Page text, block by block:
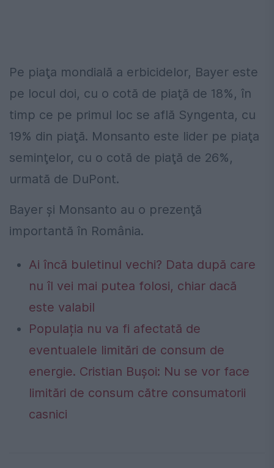
Pe piaţa mondială a erbicidelor, Bayer este
pe locul doi, cu o cotă de piaţă de 18%, în
timp ce pe primul loc se află Syngenta, cu
19% din piaţă. Monsanto este lider pe piaţa
seminţelor, cu o cotă de piaţă de 26%,
urmată de DuPont.
Bayer şi Monsanto au o prezenţă
importantă în România.
Ai încă buletinul vechi? Data după care
nu îl vei mai putea folosi, chiar dacă
este valabil
Populația nu va fi afectată de
eventualele limitări de consum de
energie. Cristian Bușoi: Nu se vor face
limitări de consum către consumatorii
casnici